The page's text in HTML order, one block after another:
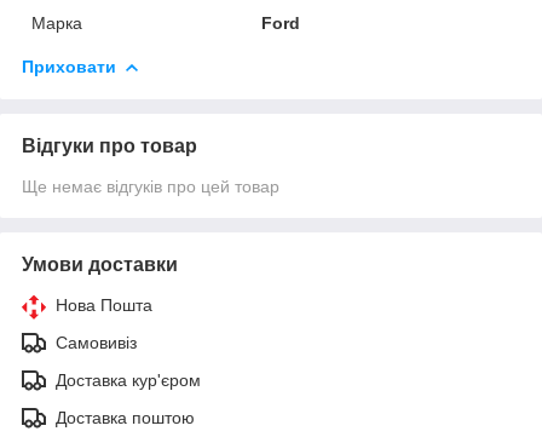
Марка
Ford
Приховати
Відгуки про товар
Ще немає відгуків про цей товар
Умови доставки
Нова Пошта
Самовивіз
Доставка кур'єром
Доставка поштою